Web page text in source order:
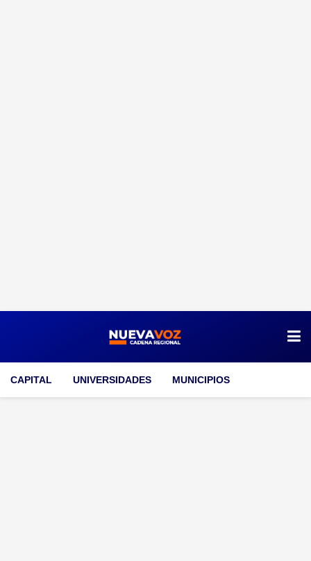
CAPITAL UNIVERSIDADES MUNICIPIOS